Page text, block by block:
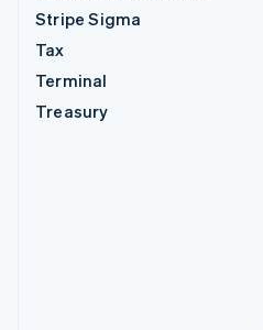
Stripe Sigma
Tax
Terminal
Treasury